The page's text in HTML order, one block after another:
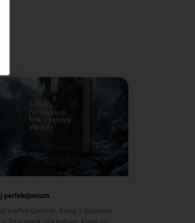
perfekcjonizm.
perfekcjonizm. Kreuj z poziomu